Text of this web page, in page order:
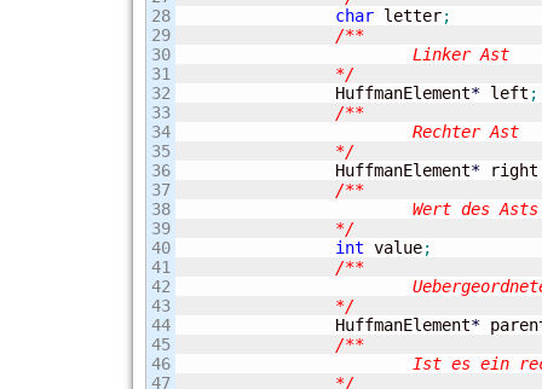
28
29
30
31
32
33
34
35
36
37
38
39
40
41
42
43
44
45
46
47
char letter;
/**
		*/
HuffmanElement* left ;
/**
		*/
HuffmanElement* right
/**
		*/
int value;
/**
		*/
HuffmanElement*
/**
		*/